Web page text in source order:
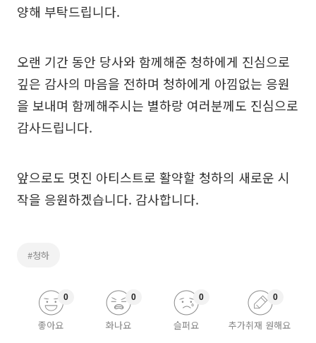
양해 부탁드립니다.
오랜 기간 동안 당사와 함께해준 청하에게 진심으로
깊은 감사의 마음을 전하며 청하에게 아낌없는 응원
을 보내며 함께해주시는 별하랑 여러분께도 진심으로
감사드립니다.
앞으로도 멋진 아티스트로 활약할 청하의 새로운 시
작을 응원하겠습니다. 감사합니다.
#청하
좋아요
0
화나요
0
슬퍼요
0
추가취재 원해요
0